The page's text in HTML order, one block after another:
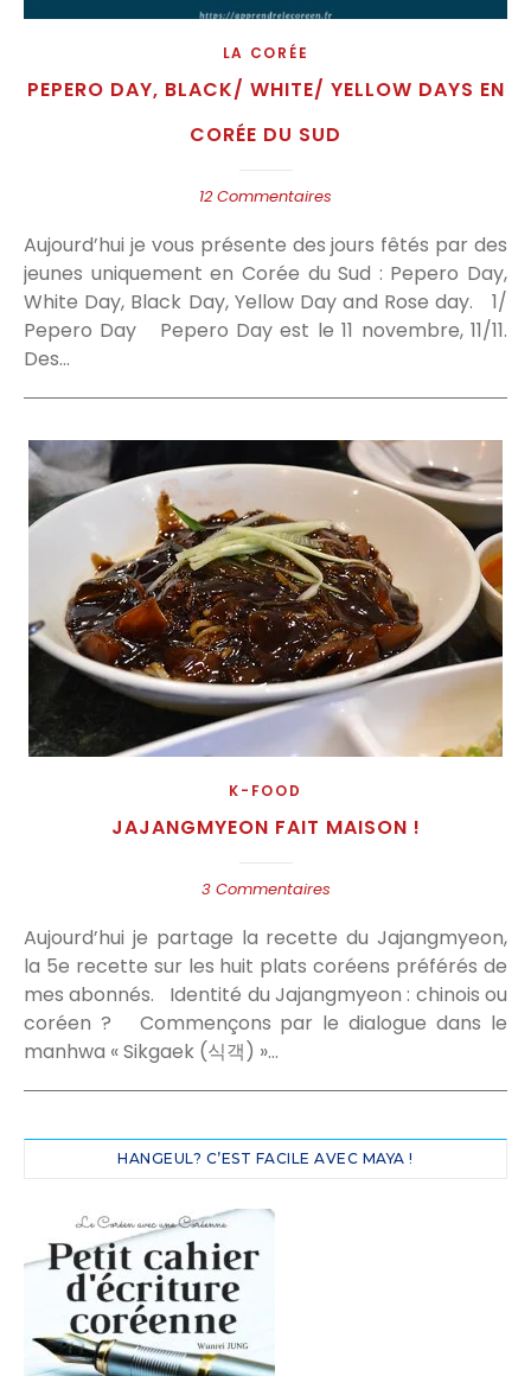
LA CORÉE
PEPERO DAY, BLACK/ WHITE/ YELLOW DAYS EN
CORÉE DU SUD
12 Commentaires
Aujourd’hui je vous présente des jours fêtés par des
jeunes uniquement en Corée du Sud : Pepero Day,
White Day, Black Day, Yellow Day and Rose day. 1/
Pepero Day Pepero Day est le 11 novembre, 11/11.
Des…
K-FOOD
JAJANGMYEON FAIT MAISON !
3 Commentaires
Aujourd’hui je partage la recette du Jajangmyeon,
la 5e recette sur les huit plats coréens préférés de
mes abonnés. Identité du Jajangmyeon : chinois ou
coréen ? Commençons par le dialogue dans le
manhwa « Sikgaek (식객) »…
HANGEUL? C’EST FACILE AVEC MAYA !